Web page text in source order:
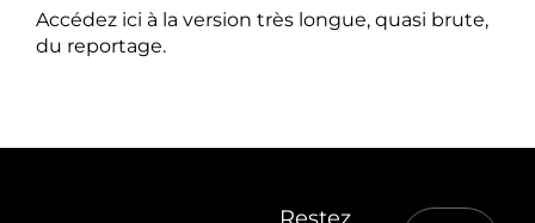
Accédez ici à la version très longue, quasi brute,
du reportage.